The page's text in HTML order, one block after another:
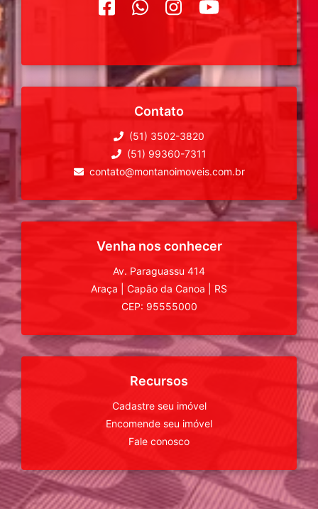
Contato
(51) 3502-3820
(51) 99360-7311
contato@montanoimoveis.com.br
Venha nos conhecer
Av. Paraguassu 414
Araça
Capão da Canoa
RS
CEP: 95555000
Recursos
Cadastre seu imóvel
Encomende seu imóvel
Fale conosco